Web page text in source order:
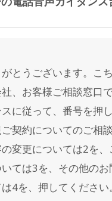
とうございます。こち
、お客様ご相談窓口
に従って、番号を押
契約についてのご相談
変更については2を
ては3を、その他のお
4を、押してください。